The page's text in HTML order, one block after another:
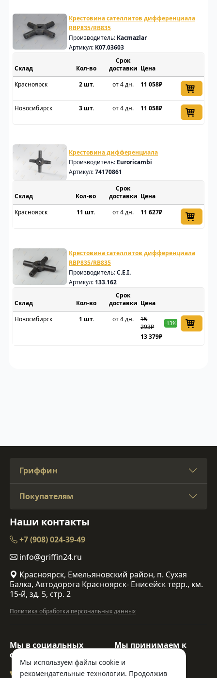
Крестовина сателлитов дифференциала
RBP835/RB835
Производитель: Kacmazlar
Артикул: K07.03603
Склад
Срок
доставки Цена
Красноярск
2 шт. от 4 дн. 11 058₽
Новосибирск 3 шт. от 4 дн. 11 058₽
Крестовина дифференциала
Производитель: Euroricambi
Артикул:74170861
Склад
Срок
доставки Цена
Красноярск
11 шт. от 4 дн. 11 627₽
Крестовина сателлитов дифференциала
RBP835/RB835
Производитель:C.E.I.
Артикул: 133.162
Склад
Срок
доставки Цена
Новосибирск
1 шт. от 4 дн.
15
293₽
-13%
13 379₽
Мы используем файлы cookie и
рекомендательные технологии. Продолжив
Гриффин
Покупателям
Наши контакты
+7 (908) 024-39-49
info@griffin24.ru
Красноярск, Емельяновский район, п. Сухая
Балка, Автодорога Красноярск- Енисейск терр., км.
15-й, зд. 5, стр. 2
Политика обработки персональных данных
Мы в социальных
сетях:
Мы принимаем к